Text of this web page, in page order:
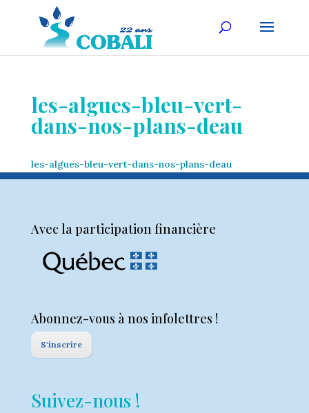
les-algues-bleu-vert-
dans-nos-plans-deau
les-algues-bleu-vert-dans-nos-plans-deau
Avec la participation financière
Abonnez-vous à nos infolettres !
S'inscrire
Suivez-nous !